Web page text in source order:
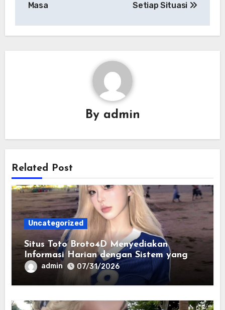
Masa
Setiap Situasi
By admin
Related Post
Uncategorized
Situs Toto Broto4D Menyediakan
Informasi Harian dengan Sistem yang
Lebih Responsif dan Modern
admin 07/31/2026